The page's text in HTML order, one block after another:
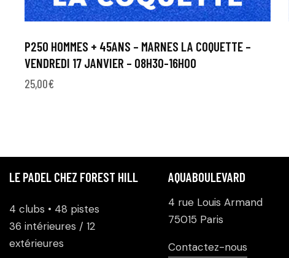
P250 HOMMES + 45ANS – MARNES LA COQUETTE –
VENDREDI 17 JANVIER – 08H30-16H00
25,00€
LE PADEL CHEZ FOREST HILL
4 clubs • 48 pistes
36 intérieures / 12
extérieures
AQUABOULEVARD
4 rue Louis Armand
75015 Paris
Contactez-nous